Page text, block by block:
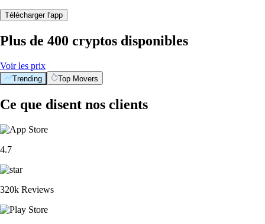
Télécharger l'app
Plus de 400 cryptos disponibles
Voir les prix
Trending Top Movers
Ce que disent nos clients
4.7
320k Reviews